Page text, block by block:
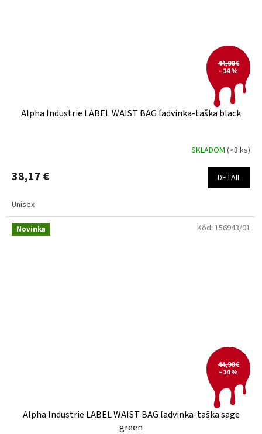
44,90 €
–14 %
Alpha Industrie LABEL WAIST BAG ľadvinka-taška black
SKLADOM (>3 ks)
38,17 € DETAIL
Unisex
Novinka
44,90 €
–14 %
Alpha Industrie LABEL WAIST BAG ľadvinka-taška sage
green
Kód: 156943/01